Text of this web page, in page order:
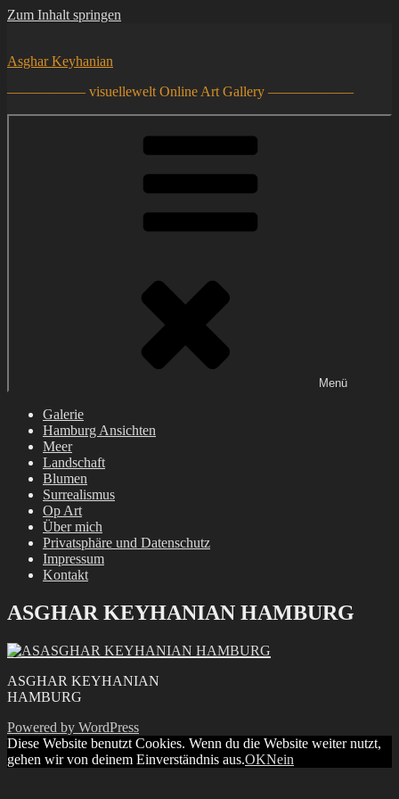
Zum Inhalt springen
Asghar Keyhanian
—————– visuellewelt Online Art Gallery ——————
Menü
Galerie
Hamburg Ansichten
Meer
Landschaft
Blumen
Surrealismus
Op Art
Über mich
Privatsphäre und Datenschutz
Impressum
Kontakt
ASGHAR KEYHANIAN HAMBURG
ASGHAR KEYHANIAN
HAMBURG
Powered by WordPress
Diese Website benutzt Cookies. Wenn du die Website weiter nutzt,
gehen wir von deinem Einverständnis aus.OKNein